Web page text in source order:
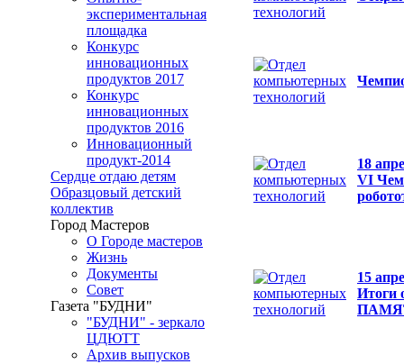
экспериментальная
площадка
Конкурс
инновационных
продуктов 2017
Конкурс
инновационных
продуктов 2016
Инновационный
продукт-2014
Сердце отдаю детям
Образцовый детский
коллектив
Город Мастеров
О Городе мастеров
Жизнь
Документы
Совет
Газета "БУДНИ"
"БУДНИ" - зеркало
ЦДЮТТ
Архив выпусков
18
VI
15
Итоги